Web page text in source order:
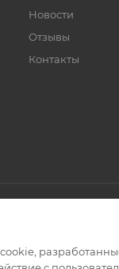
Новости
Отзывы
Контакты
Линз Курьер